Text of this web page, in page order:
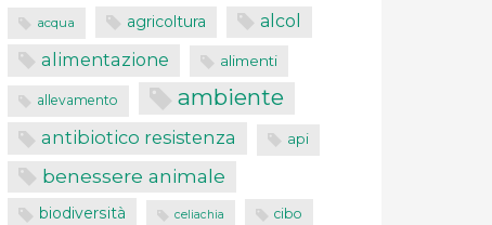
acqua agricoltura alcol
alimentazione alimenti
allevamento ambiente
antibiotico resistenza api
benessere animale
biodiversità celiachia cibo